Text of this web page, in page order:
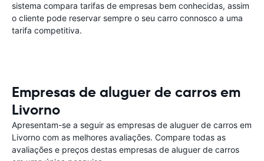
sistema compara tarifas de empresas bem conhecidas, assim
o cliente pode reservar sempre o seu carro connosco a uma
tarifa competitiva.
Empresas de aluguer de carros em
Livorno
Apresentam-se a seguir as empresas de aluguer de carros em
Livorno com as melhores avaliações. Compare todas as
avaliações e preços destas empresas de aluguer de carros